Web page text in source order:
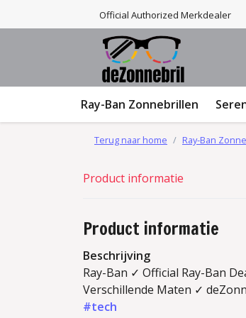
Official Authorized Merkdealer
Ray-Ban Zonnebrillen
Terug naar home Ray-Ban
Product informatie
Product informatie
Beschrijving
Ray-Ban ✓ Official Ray-Ban
Verschillende Maten ✓
#tech